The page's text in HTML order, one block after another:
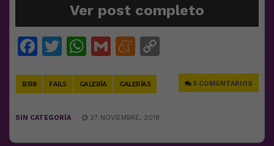
Ver post completo
Facebook
Twitter
WhatsApp
GmailMeneame
BS18 FAILS GALERÍA GALERÍAS 5 COMENTARIOS
SIN CATEGORÍA 27 NOVIEMBRE, 2018